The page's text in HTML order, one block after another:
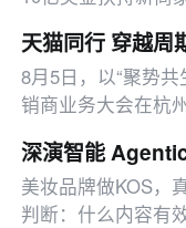
8月5日，以“聚势
销商业务大会在杭
间一次更深入的交
美妆品牌做KOS，
判断：什么内容有